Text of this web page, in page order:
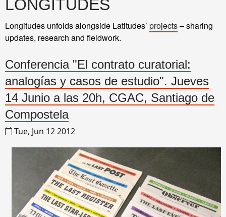
LONGITUDES
Longitudes unfolds alongside Latitudes’ projects– sharing
updates, research and fieldwork.
Conferencia "El contrato curatorial:
analogías y casos de estudio". Jueves
14 Junio a las 20h, CGAC, Santiago de
Compostela
Tue, Jun 12 2012